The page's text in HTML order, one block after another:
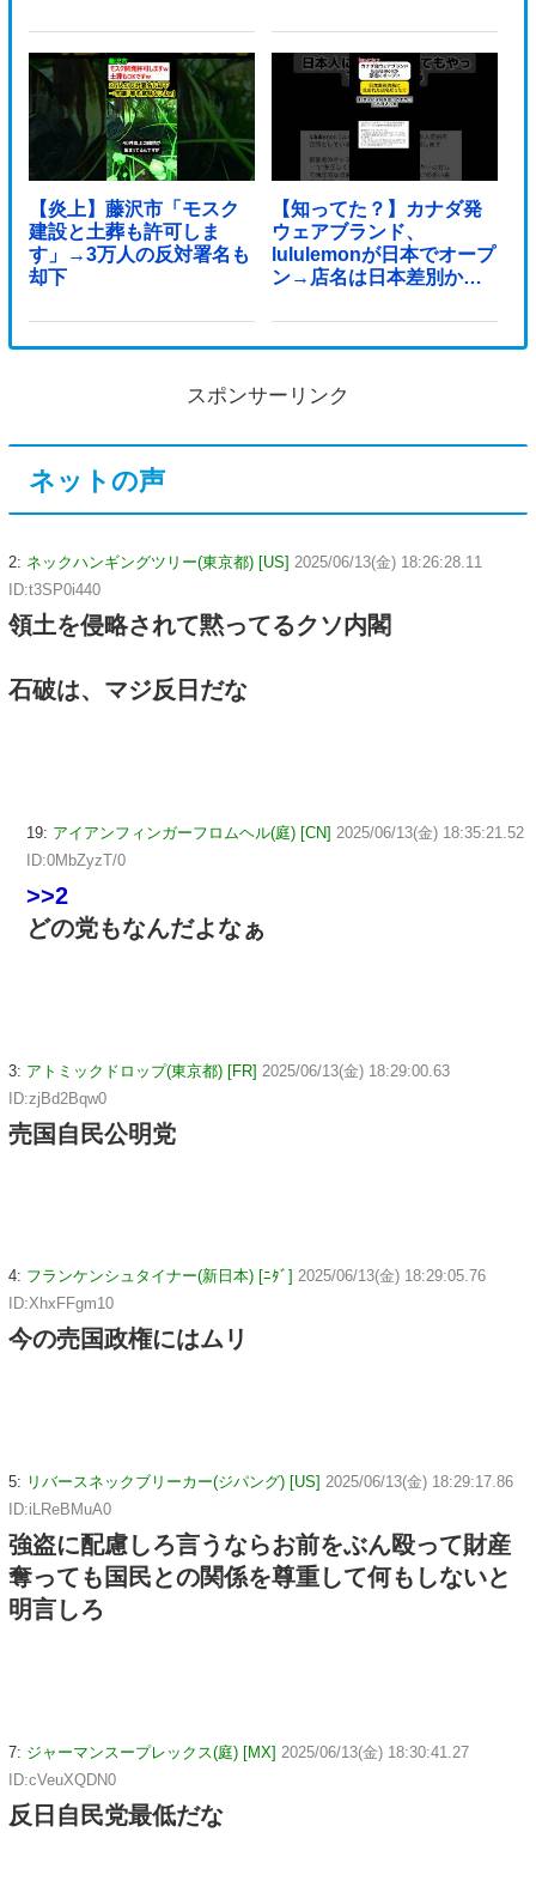
【炎上】藤沢市「モスク
建設と土葬も許可しま
す」→3万人の反対署名も
却下
【知ってた？】カナダ発
ウェアブランド、
lululemonが日本でオープ
ン→店名は日本差別から
スポンサーリンク
ネットの声
2: ネックハンギングツリー(東京都) [US] 2025/06/13(金) 18:26:28.11
ID:t3SP0i440
領土を侵略されて黙ってるクソ内閣
石破は、マジ反日だな
19: アイアンフィンガーフロムヘル(庭) [CN] 2025/06/13(金) 18:35:21.52
ID:0MbZyzT/0
>>2
どの党もなんだよなぁ
3: アトミックドロップ(東京都) [FR] 2025/06/13(金) 18:29:00.63
ID:zjBd2Bqw0
売国自民公明党
4: フランケンシュタイナー(新日本) [ﾆﾀﾞ] 2025/06/13(金) 18:29:05.76
ID:XhxFFgm10
今の売国政権にはムリ
5: リバースネックブリーカー(ジパング) [US] 2025/06/13(金) 18:29:17.86
ID:iLReBMuA0
強盗に配慮しろ言うならお前をぶん殴って財産
奪っても国民との関係を尊重して何もしないと
明言しろ
7: ジャーマンスープレックス(庭) [MX] 2025/06/13(金) 18:30:41.27
ID:cVeuXQDN0
反日自民党最低だな